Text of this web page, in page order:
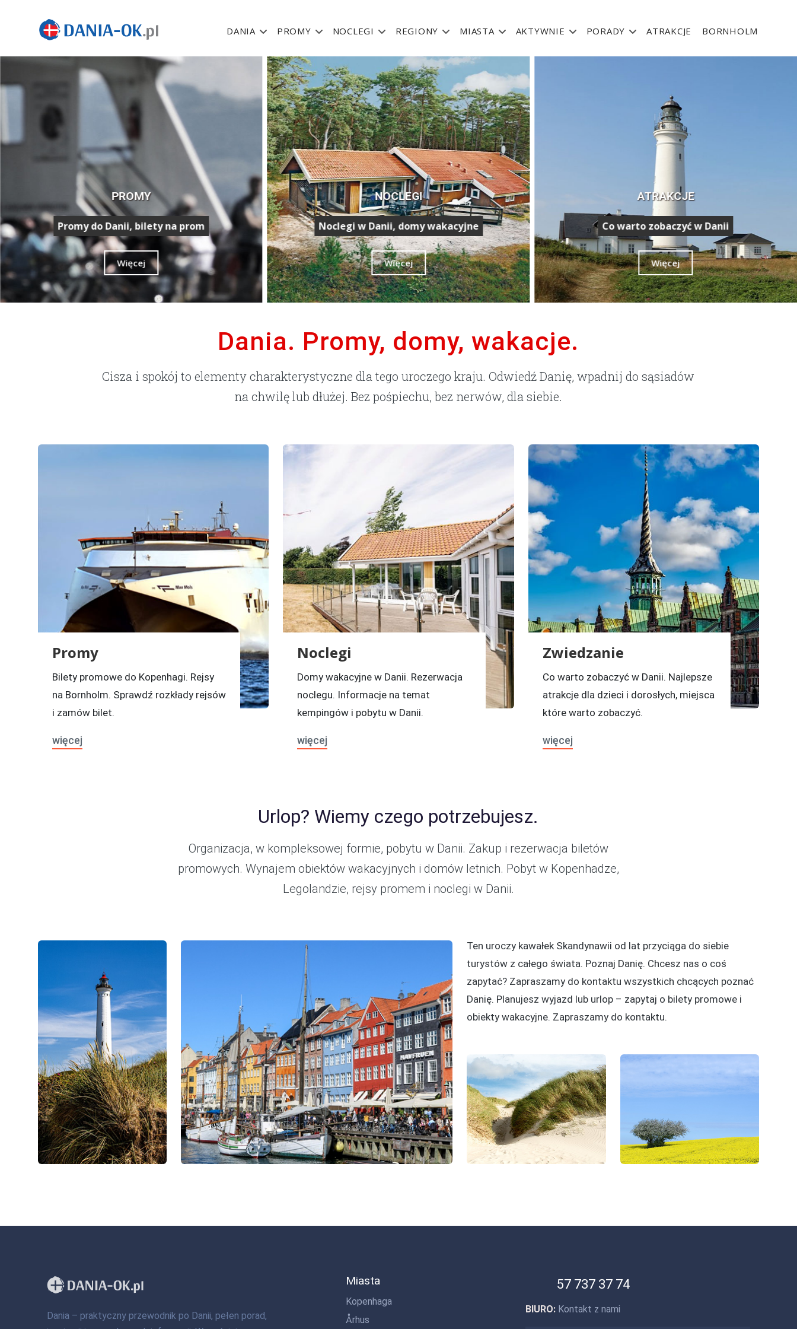
DANIA PROMY NOCLEGI REGIONY MIASTA AKTYWNIE PORADY ATRAKCJE BORNHOLM
PROMY
Promy do Danii, bilety na prom
Więcej
NOCLEGI
Noclegi w Danii, domy wakacyjne
Więcej
ATRAKCJE
Co warto zobaczyć w Danii
Więcej
Dania. Promy, domy, wakacje.
Cisza i spokój to elementy charakterystyczne dla tego uroczego kraju. Odwiedź Danię, wpadnij do sąsiadów
na chwilę lub dłużej. Bez pośpiechu, bez nerwów, dla siebie.
Promy
Bilety promowe do Kopenhagi. Rejsy
na Bornholm. Sprawdź rozkłady rejsów
i zamów bilet.
więcej
Noclegi
Domy wakacyjne w Danii. Rezerwacja
noclegu. Informacje na temat
kempingów i pobytu w Danii.
więcej
Zwiedzanie
Co warto zobaczyć w Danii. Najlepsze
atrakcje dla dzieci i dorosłych, miejsca
które warto zobaczyć.
więcej
Urlop? Wiemy czego potrzebujesz.
Organizacja, w kompleksowej formie, pobytu w Danii. Zakup i rezerwacja biletów
promowych. Wynajem obiektów wakacyjnych i domów letnich. Pobyt w Kopenhadze,
Legolandzie, rejsy promem i noclegi w Danii.
Ten uroczy kawałek Skandynawii od lat przyciąga do siebie
turystów z całego świata. Poznaj Danię. Chcesz nas o coś
zapytać? Zapraszamy do kontaktu wszystkich chcących poznać
Danię. Planujesz wyjazd lub urlop – zapytaj o bilety promowe i
obiekty wakacyjne. Zapraszamy do kontaktu.
Dania – praktyczny przewodnik po Danii, pełen porad,
Miasta
Kopenhaga
Århus
57 737 37 74
BIURO: Kontakt z nami